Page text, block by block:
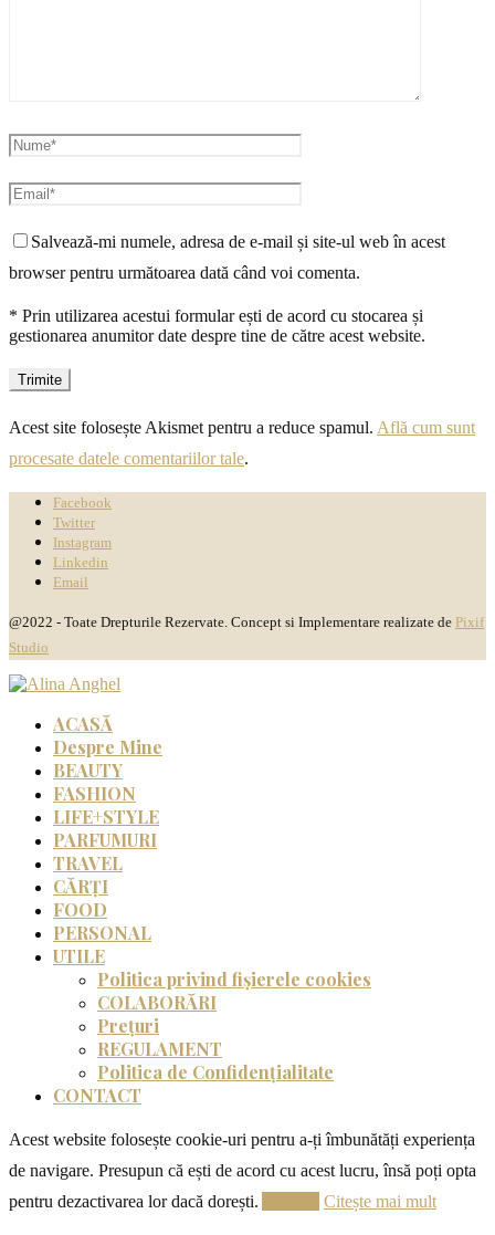
Salvează-mi numele, adresa de e-mail și site-ul web în acest
browser pentru următoarea dată când voi comenta.
* Prin utilizarea acestui formular ești de acord cu stocarea și
gestionarea anumitor date despre tine de către acest website.
Acest site folosește Akismet pentru a reduce spamul. Află cum sunt
procesate datele comentariilor tale.
Facebook
Twitter
Instagram
Linkedin
Email
@2022 - Toate Drepturile Rezervate. Concept si Implementare realizate de Pixif
Studio
ACASĂ
Despre Mine
BEAUTY
FASHION
LIFE+STYLE
PARFUMURI
TRAVEL
CĂRȚI
FOOD
PERSONAL
UTILE
Politica privind fișierele cookies
COLABORĂRI
Prețuri
REGULAMENT
Politica de Confidențialitate
CONTACT
Acest website folosește cookie-uri pentru a-ți îmbunătăți experiența
de navigare. Presupun că ești de acord cu acest lucru, însă poți opta
pentru dezactivarea lor dacă dorești.
Citește mai mult